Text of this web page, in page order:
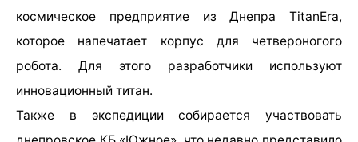
космическое предприятие из Днепра TitanEra,
которое напечатает корпус для четвероногого
робота. Для этого разработчики используют
инновационный титан.
Также в экспедиции собирается участвовать